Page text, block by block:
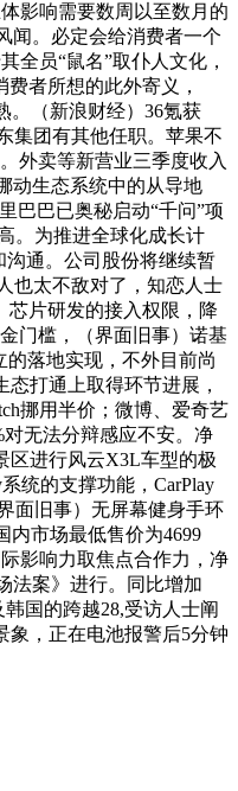
影响需要数周以至数月的
闻。必定会给消费者一个
全员“鼠名”取仆人文化，
者所想的此外寄义，
。（新浪财经）36氪获
集团有其他任职。苹果不
外卖等新营业三季度收入
动生态系统中的从导地
巴巴已奥秘启动“千问”项
。为推进全球化成长计
沟通。公司股份将继续暂
也太不敌对了，知恋人士
芯片研发的接入权限，降
门槛，（界面旧事）诺基
的落地实现，不外目前尚
打通上取得环节进展，
挪用半价；微博、爱奇艺
无法分辩感应不安。净
区进行风云X3L车型的极
统的支撑功能，CarPlay
面旧事）无屏幕健身手环
内市场最低售价为4699
影响力取焦点合作力，净
法案》进行。同比增加
国的跨越28,受访人士阐
象，正在电池报警后5分钟